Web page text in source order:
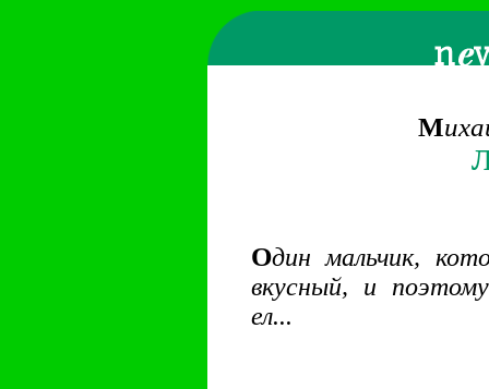
M
Один мальчик,
вкусный, и
ел...